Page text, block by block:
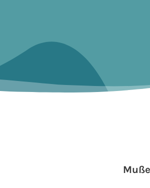
Muße